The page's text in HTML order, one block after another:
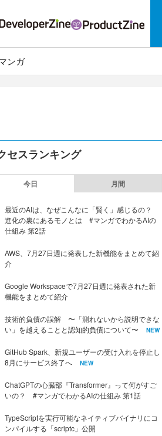
ンガ
セスランキング
今日 月間
最近のAIは、なぜこんなに「賢く」感じるの？
進化の裏にあるモノとは #マンガでわかるAIの
仕組み 第2話
AWS、7月27日週に発表した新機能をまとめて紹
介
Google Workspaceで7月27日週に発表された新
機能をまとめて紹介
技術的負債の誤解 〜「測れないから説明できな
い」を越えることと認知的負債について〜
NEW
GitHub Spark、新規ユーザーの受け入れを停止し
8月にサービス終了へ
NEW
ChatGPTの心臓部『Transformer』って何がすご
いの？ #マンガでわかるAIの仕組み 第1話
TypeScriptを実行可能なネイティブバイナリにコ
ンパイルする「scriptc」公開